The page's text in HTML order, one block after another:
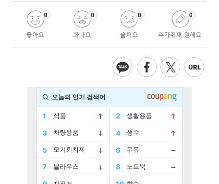
좋아요
0
화나요
0
슬퍼요
0
추가취재 원해요
0